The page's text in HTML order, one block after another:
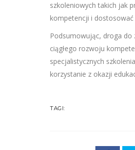
szkoleniowych takich jak
kompetencji i
Podsumowując, droga
ciągłego rozwoju
specjalistycznych
korzystanie z okazji
TAGI: